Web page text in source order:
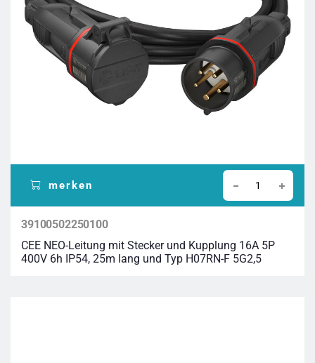
merken
39100502250100
CEE NEO-Leitung mit Stecker und Kupplung 16A 5P
400V 6h IP54, 25m lang und Typ H07RN-F 5G2,5